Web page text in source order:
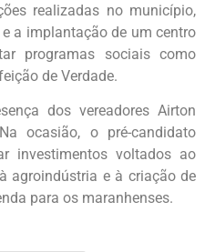
realizadas no município,
a implantação de um centro
programas sociais como
de Verdade.
dos vereadores Airton
ocasião, o pré-candidato
investimentos voltados ao
agroindústria e à criação de
para os maranhenses.